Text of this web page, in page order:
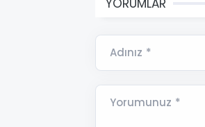
YORUMLAR
Adınız *
Yorumunuz *